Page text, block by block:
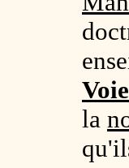
la